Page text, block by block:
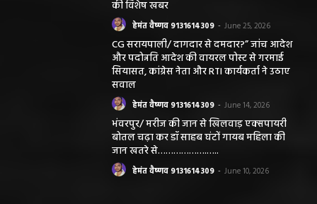
की विशेष खबर
हेमंत वैष्णव 9131614309 - June 25, 2026
CG सरायपाली/ दागदार से दमदार?” जांच आदेश
और पदोन्नति आदेश की वायरल पोस्ट से गरमाई
सियासत, कांग्रेस नेता और RTI कार्यकर्ता ने उठाए
सवाल
हेमंत वैष्णव 9131614309 - June 14, 2026
भंवरपुर/ मरीज की जान से खिलवाड़ एक्सपायरी
बोतल चढ़ा कर डॉ साहब घंटों गायब महिला की
जान खतरे से……………….…..
हेमंत वैष्णव 9131614309 - June 10, 2026